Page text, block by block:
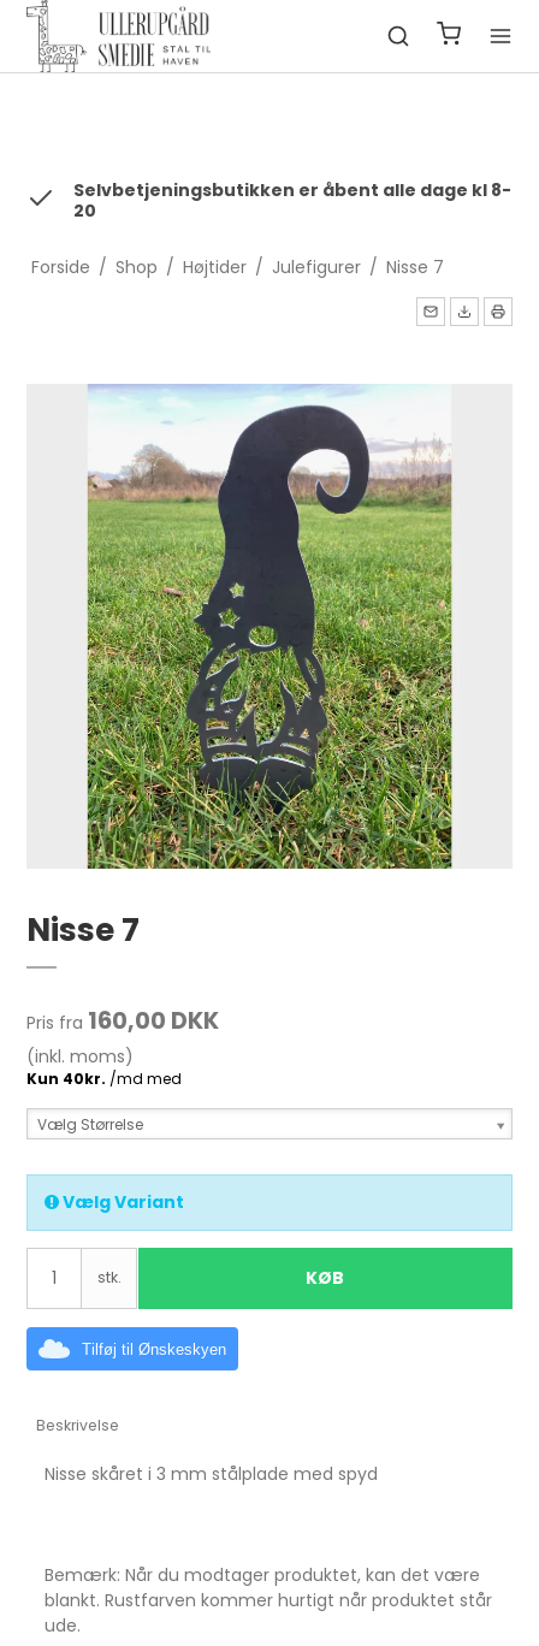
fbq('init', '1322550991547406', { em: 'email@email.com', //
Values will be hashed automatically by the pixel using SHA-256
ph: '1234567890', ... });
Selvbetjeningsbutikken er åbent alle dage kl 8-
20
Forside / Shop / Højtider / Julefigurer / Nisse 7
Nisse 7
Pris fra 160,00 DKK
(inkl. moms)
Vælg Størrelse
Vælg Variant
stk. KØB
Tilføj til Ønskeskyen
Beskrivelse
Nisse skåret i 3 mm stålplade med spyd
Bemærk: Når du modtager produktet, kan det være
blankt. Rustfarven kommer hurtigt når produktet står
ude.